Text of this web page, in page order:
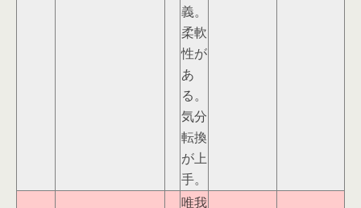
義。
柔軟
性が
あ
る。
気分
転換
が上
手。
唯我